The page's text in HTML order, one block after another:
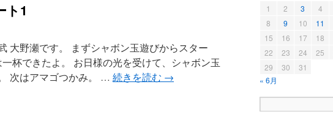
ト1
大野瀬です。 まずシャボン玉遊びからスター
杯できたよ。 お日様の光を受けて、シャボン玉
次はアマゴつかみ。 … 続きを読む →
1 2 3 4
8
9 10 11
15
16 17 18
22
23 24 25
29
30
31
« 6月